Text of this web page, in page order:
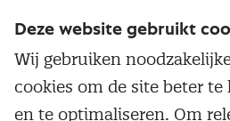
Service & contact
Over inkoop
Populaire thema's
Deze website gebruikt
Wij gebruiken
cookies om de site beter
en te optimaliseren. Om